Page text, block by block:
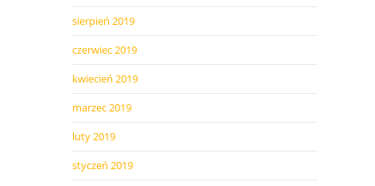
sierpień 2019
czerwiec 2019
kwiecień 2019
marzec 2019
luty 2019
styczeń 2019